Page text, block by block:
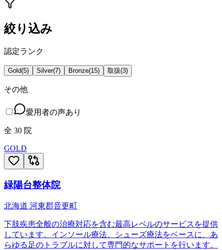
絞り込み
認定ランク
Gold(5) Silver(7) Bronze(15) 取扱(3)
その他
愛用者の声あり
全 30 院
GOLD
緑陽台整体院
北海道 河東郡音更町
下肢疾患全般の治療対応を含む最高レベルのサービスを提供
しています。インソール療法、シューズ療法をベースに、あ
らゆる足のトラブルに対して専門的なサポートを行います。